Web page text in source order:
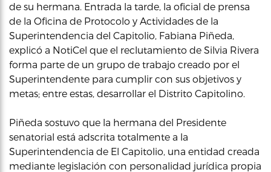
de su hermana. Entrada la tarde, la oficial de prensa
de la Oficina de Protocolo y Actividades de la
Superintendencia del Capitolio, Fabiana Piñeda,
explicó a NotiCel que el reclutamiento de Silvia Rivera
forma parte de un grupo de trabajo creado por el
Superintendente para cumplir con sus objetivos y
metas; entre estas, desarrollar el Distrito Capitolino.
Piñeda sostuvo que la hermana del Presidente
senatorial está adscrita totalmente a la
Superintendencia de El Capitolio, una entidad creada
mediante legislación con personalidad jurídica propia